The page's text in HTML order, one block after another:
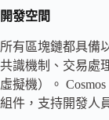
開發空間
所有區塊鏈都具備
共識機制、交易處
虛擬機）。
組件，支持開發人